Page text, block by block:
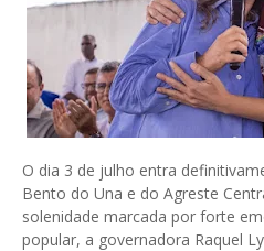
O dia 3 de julho entra
Bento do Una e do Agreste
solenidade marcada por forte
popular, a governadora Raquel